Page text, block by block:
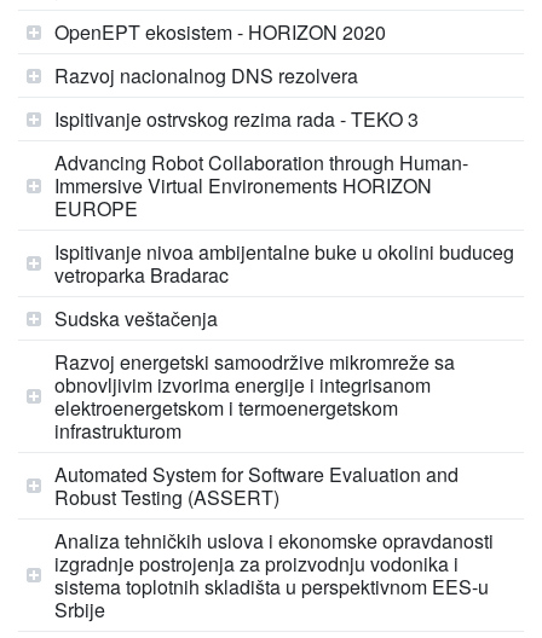
OpenEPT ekosistem - HORIZON 2020
Razvoj nacionalnog DNS rezolvera
Ispitivanje ostrvskog rezima rada - TEKO 3
Advancing Robot Collaboration through Human-
Immersive Virtual Environements HORIZON
EUROPE
Ispitivanje nivoa ambijentalne buke u okolini buduceg
vetroparka Bradarac
Sudska veštačenja
Razvoj energetski samoodržive mikromreže sa
obnovljivim izvorima energije i integrisanom
elektroenergetskom i termoenergetskom
infrastrukturom
Automated System for Software Evaluation and
Robust Testing (ASSERT)
Analiza tehničkih uslova i ekonomske opravdanosti
izgradnje postrojenja za proizvodnju vodonika i
sistema toplotnih skladišta u perspektivnom EES-u
Srbije